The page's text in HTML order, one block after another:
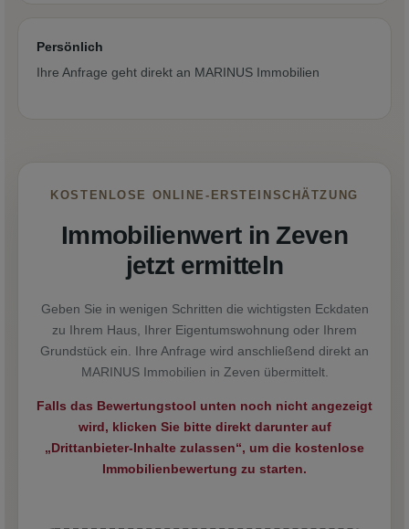
Persönlich
Ihre Anfrage geht direkt an MARINUS Immobilien
KOSTENLOSE ONLINE-ERSTEINSCHÄTZUNG
Immobilienwert in Zeven
jetzt ermitteln
Geben Sie in wenigen Schritten die wichtigsten Eckdaten
zu Ihrem Haus, Ihrer Eigentumswohnung oder Ihrem
Grundstück ein. Ihre Anfrage wird anschließend direkt an
MARINUS Immobilien in Zeven übermittelt.
Falls das Bewertungstool unten noch nicht angezeigt
wird, klicken Sie bitte direkt darunter auf
„Drittanbieter-Inhalte zulassen“, um die kostenlose
Immobilienbewertung zu starten.